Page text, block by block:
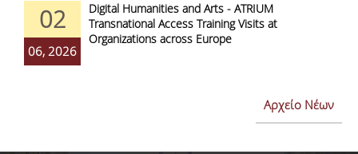
02
06, 2026
Digital Humanities and Arts - ATRIUM
Transnational Access Training Visits at
Organizations across Europe
Αρχείο Νέων